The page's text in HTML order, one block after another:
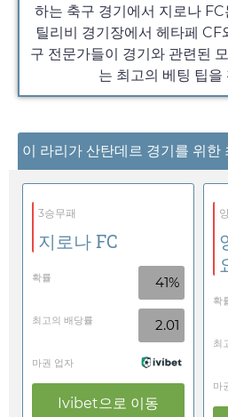
하는 축구 경기에서 지로나
틸리비 경기장에서 헤타페 CF
구 전문가들이 경기와 관련된
는 최고의 베팅 팁을
이 라리가 산탄데르 경기를 위한
3승무패
지로나 FC
확률 41%
최고의 배당률 2.01
마권 업자
Ivibet으로 이동
확
최
마